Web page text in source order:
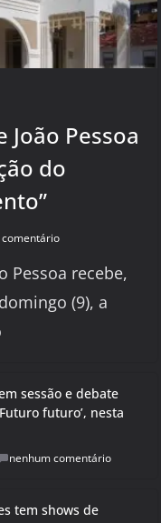
João Pessoa
do
Pessoa recebe,
(9), a
sessão e debate
futuro’, nesta
nenhum comentário
tem shows de